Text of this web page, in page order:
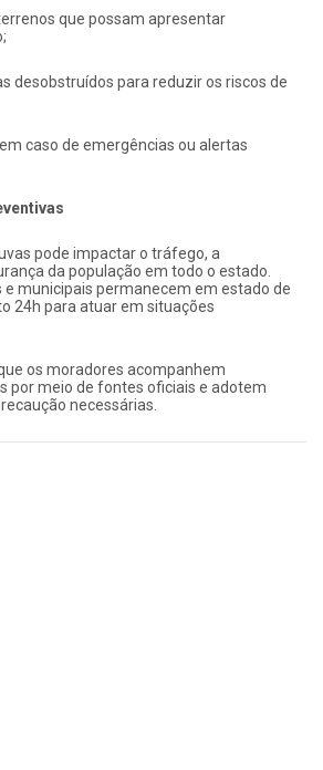
que possam apresentar
desobstruídos para reduzir os riscos de
caso de emergências ou alertas
pode impactar o tráfego, a
da população em todo o estado.
municipais permanecem em estado de
24h para atuar em situações
os moradores acompanhem
por meio de fontes oficiais e adotem
necessárias.